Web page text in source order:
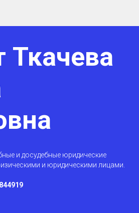
Ткачева
и досудебные юридические
и юридическими лицами.